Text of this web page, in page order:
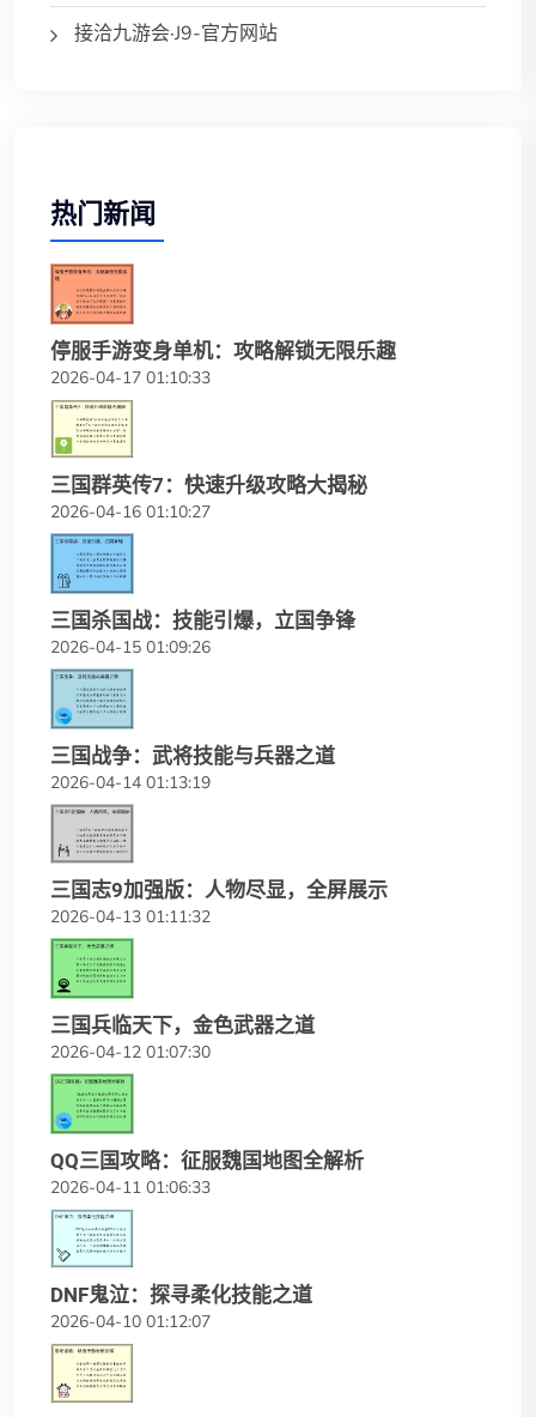
接洽九游会·J9-官方网站
热门新闻
停服手游变身单机：攻略解锁无限乐趣
2026-04-17 01:10:33
三国群英传7：快速升级攻略大揭秘
2026-04-16 01:10:27
三国杀国战：技能引爆，立国争锋
2026-04-15 01:09:26
三国战争：武将技能与兵器之道
2026-04-14 01:13:19
三国志9加强版：人物尽显，全屏展示
2026-04-13 01:11:32
三国兵临天下，金色武器之道
2026-04-12 01:07:30
QQ三国攻略：征服魏国地图全解析
2026-04-11 01:06:33
DNF鬼泣：探寻柔化技能之道
2026-04-10 01:12:07